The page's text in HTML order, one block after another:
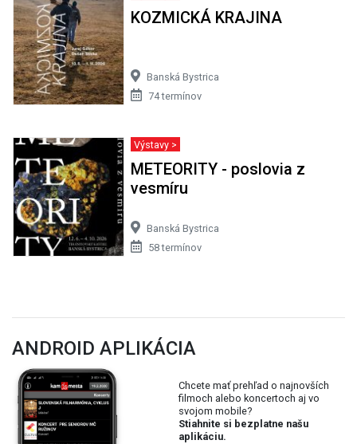
KOZMICKÁ KRAJINA
Banská Bystrica
74 termínov
Výstavy >
METEORITY - poslovia z
vesmíru
Banská Bystrica
58 termínov
ANDROID APLIKÁCIA
Chcete mať prehľad o najnovších
filmoch alebo koncertoch aj vo
svojom mobile?
Stiahnite si bezplatne našu
aplikáciu.